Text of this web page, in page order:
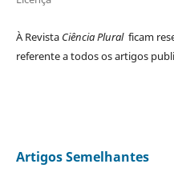
À Revista Ciência Plural ficam
referente a todos os artigos
Artigos Semelhantes